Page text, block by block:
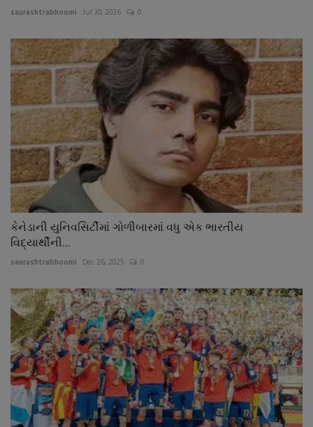
saurashtrabhoomi Jul 30, 2026 0
કેનેડાની યુનિવસિર્ટીમાં ગોળીબારમાં વધુ એક ભારતીય
વિદ્યાર્થીની...
saurashtrabhoomi Dec 26, 2025 0